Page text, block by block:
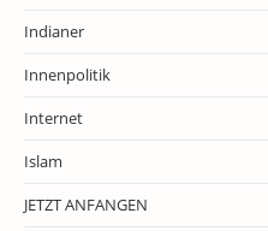
Indianer
Innenpolitik
Internet
Islam
JETZT ANFANGEN